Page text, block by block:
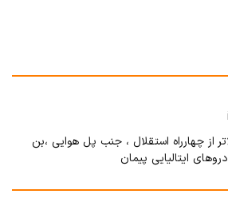
از چهارراه استقلال ، جنب پل هوایی ،بن
ایتالیایی پیمان